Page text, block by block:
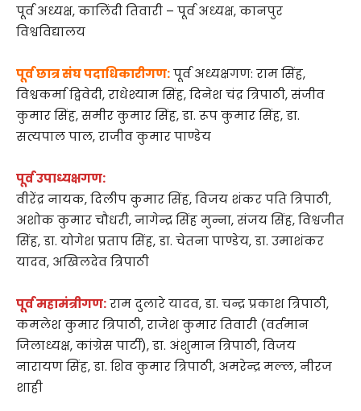
पूर्व अध्यक्ष, कालिंदी तिवारी – पूर्व अध्यक्ष, कानपुर
विश्वविद्यालय
पूर्व छात्र संघ पदाधिकारीगण:पूर्व अध्यक्षगण: राम सिंह,
विश्वकर्मा द्विवेदी, राधेश्याम सिंह, दिनेश चंद्र त्रिपाठी, संजीव
कुमार सिंह, समीर कुमार सिंह, डा. रूप कुमार सिंह, डा.
सत्यपाल पाल, राजीव कुमार पाण्डेय
पूर्व उपाध्यक्षगण:
वीरेंद्र नायक, दिलीप कुमार सिंह, विजय शंकर पति त्रिपाठी,
अशोक कुमार चौधरी, नागेन्द्र सिंह मुन्ना, संजय सिंह, विश्वजीत
सिंह, डा. योगेश प्रताप सिंह, डा. चेतना पाण्डेय, डा. उमाशंकर
यादव, अखिलदेव त्रिपाठी
पूर्व महामंत्रीगण:राम दुलारे यादव, डा. चन्द्र प्रकाश त्रिपाठी,
कमलेश कुमार त्रिपाठी, राजेश कुमार तिवारी (वर्तमान
जिलाध्यक्ष, कांग्रेस पार्टी), डा. अंशुमान त्रिपाठी, विजय
नारायण सिंह, डा. शिव कुमार त्रिपाठी, अमरेन्द्र मल्ल, नीरज
शाही